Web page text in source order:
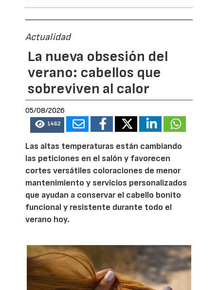
Actualidad
La nueva obsesión del
verano: cabellos que
sobreviven al calor
05/08/2026
1462
Las altas temperaturas están cambiando
las peticiones en el salón y favorecen
cortes versátiles coloraciones de menor
mantenimiento y servicios personalizados
que ayudan a conservar el cabello bonito
funcional y resistente durante todo el
verano hoy.